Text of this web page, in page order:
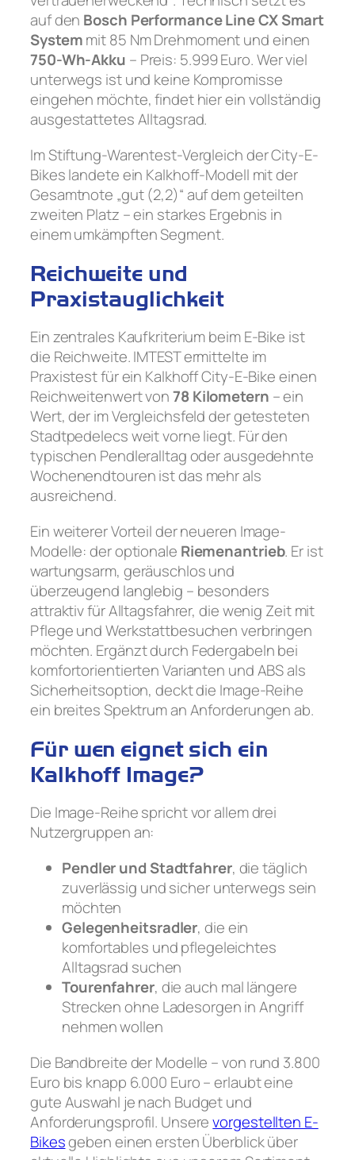
auf den Bosch Performance Line CX Smart
Systemmit 85 Nm Drehmoment und einen
750-Wh-Akku – Preis: 5.999 Euro. Wer viel
unterwegs ist und keine Kompromisse
eingehen möchte, findet hier ein vollständig
ausgestattetes Alltagsrad.
Im Stiftung-Warentest-Vergleich der City-E-
Bikes landete ein Kalkhoff-Modell mit der
Gesamtnote „gut (2,2)“ auf dem geteilten
zweiten Platz – ein starkes Ergebnis in
einem umkämpften Segment.
Reichweite und
Praxistauglichkeit
Ein zentrales Kaufkriterium beim E-Bike ist
die Reichweite. IMTEST ermittelte im
Praxistest für ein Kalkhoff City-E-Bike einen
Reichweitenwert von78 Kilometern – ein
Wert, der im Vergleichsfeld der getesteten
Stadtpedelecs weit vorne liegt. Für den
typischen Pendleralltag oder ausgedehnte
Wochenendtouren ist das mehr als
ausreichend.
Ein weiterer Vorteil der neueren Image-
Modelle: der optionale Riemenantrieb. Er ist
wartungsarm, geräuschlos und
überzeugend langlebig – besonders
attraktiv für Alltagsfahrer, die wenig Zeit mit
Pflege und Werkstattbesuchen verbringen
möchten. Ergänzt durch Federgabeln bei
komfortorientierten Varianten und ABS als
Sicherheitsoption, deckt die Image-Reihe
ein breites Spektrum an Anforderungen ab.
Für wen eignet sich ein
Kalkhoff Image?
Die Image-Reihe spricht vor allem drei
Nutzergruppen an:
Pendler und Stadtfahrer, die täglich
zuverlässig und sicher unterwegs sein
möchten
Gelegenheitsradler, die ein
komfortables und pflegeleichtes
Alltagsrad suchen
Tourenfahrer, die auch mal längere
Strecken ohne Ladesorgen in Angriff
nehmen wollen
Die Bandbreite der Modelle – von rund 3.800
Euro bis knapp 6.000 Euro – erlaubt eine
gute Auswahl je nach Budget und
Anforderungsprofil. Unserevorgestellten E-
Bikesgeben einen ersten Überblick über